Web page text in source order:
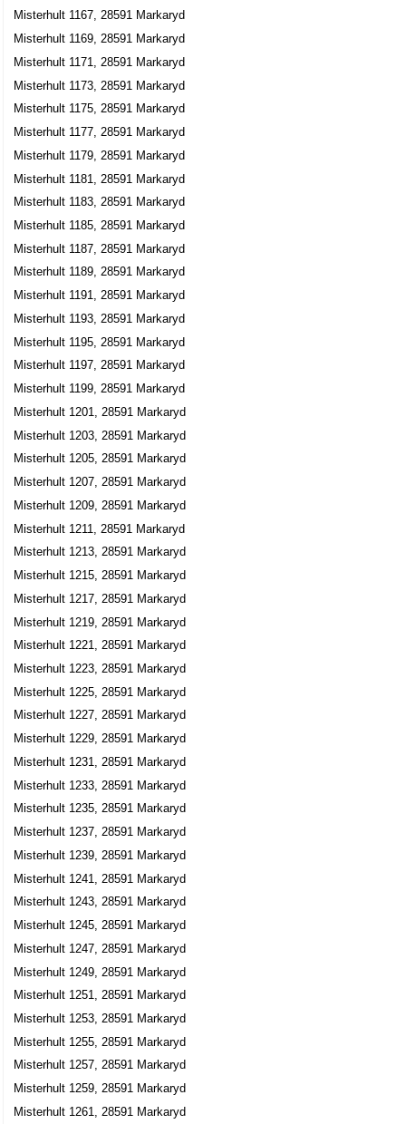
Misterhult 1167, 28591 Markaryd
Misterhult 1169, 28591 Markaryd
Misterhult 1171, 28591 Markaryd
Misterhult 1173, 28591 Markaryd
Misterhult 1175, 28591 Markaryd
Misterhult 1177, 28591 Markaryd
Misterhult 1179, 28591 Markaryd
Misterhult 1181, 28591 Markaryd
Misterhult 1183, 28591 Markaryd
Misterhult 1185, 28591 Markaryd
Misterhult 1187, 28591 Markaryd
Misterhult 1189, 28591 Markaryd
Misterhult 1191, 28591 Markaryd
Misterhult 1193, 28591 Markaryd
Misterhult 1195, 28591 Markaryd
Misterhult 1197, 28591 Markaryd
Misterhult 1199, 28591 Markaryd
Misterhult 1201, 28591 Markaryd
Misterhult 1203, 28591 Markaryd
Misterhult 1205, 28591 Markaryd
Misterhult 1207, 28591 Markaryd
Misterhult 1209, 28591 Markaryd
Misterhult 1211, 28591 Markaryd
Misterhult 1213, 28591 Markaryd
Misterhult 1215, 28591 Markaryd
Misterhult 1217, 28591 Markaryd
Misterhult 1219, 28591 Markaryd
Misterhult 1221, 28591 Markaryd
Misterhult 1223, 28591 Markaryd
Misterhult 1225, 28591 Markaryd
Misterhult 1227, 28591 Markaryd
Misterhult 1229, 28591 Markaryd
Misterhult 1231, 28591 Markaryd
Misterhult 1233, 28591 Markaryd
Misterhult 1235, 28591 Markaryd
Misterhult 1237, 28591 Markaryd
Misterhult 1239, 28591 Markaryd
Misterhult 1241, 28591 Markaryd
Misterhult 1243, 28591 Markaryd
Misterhult 1245, 28591 Markaryd
Misterhult 1247, 28591 Markaryd
Misterhult 1249, 28591 Markaryd
Misterhult 1251, 28591 Markaryd
Misterhult 1253, 28591 Markaryd
Misterhult 1255, 28591 Markaryd
Misterhult 1257, 28591 Markaryd
Misterhult 1259, 28591 Markaryd
Misterhult 1261, 28591 Markaryd